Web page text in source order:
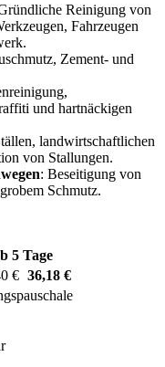
Reinigung von
Fahrzeugen
Zement- und
und hartnäckigen
landwirtschaftlichen
von Stallungen.
: Beseitigung von
Schmutz.
5 Tage
€ 36,18 €